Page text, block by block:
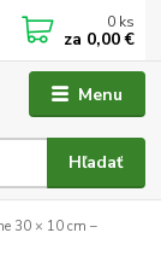
Menu
Hľadať
0 ks
za 0,00 €
30 × 10 cm –